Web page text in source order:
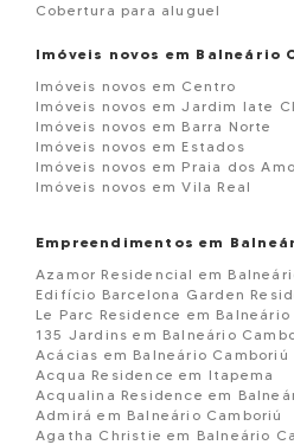
Cobertura para aluguel
Imóveis novos em Balneário
Imóveis novos em Centro
Imóveis novos em Jardim Iate
Imóveis novos em Barra Norte
Imóveis novos em Estados
Imóveis novos em Praia dos
Imóveis novos em Vila Real
Empreendimentos em
Azamor Residencial em
Edifício Barcelona Garden
Le Parc Residence em
135 Jardins em Balneário
Acácias em Balneário Camboriú
Acqua Residence em Itapema
Acqualina Residence em
Admirá em Balneário Camboriú
Agatha Christie em Balneário